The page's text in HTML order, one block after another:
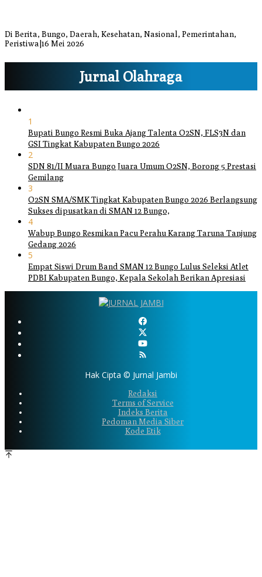
Di Berita, Bungo, Daerah, Kesehatan, Nasional, Pemerintahan,
Peristiwa 16 Mei 2026
Jurnal Olahraga
1
Bupati Bungo Resmi Buka Ajang Talenta O2SN, FLS3N dan
GSI Tingkat Kabupaten Bungo 2026
2
SDN 81/II Muara Bungo Juara Umum O2SN, Borong 5 Prestasi
Gemilang
3
O2SN SMA/SMK Tingkat Kabupaten Bungo 2026 Berlangsung
Sukses dipusatkan di SMAN 12 Bungo,
4
Wabup Bungo Resmikan Pacu Perahu Karang Taruna Tanjung
Gedang 2026
5
Empat Siswi Drum Band SMAN 12 Bungo Lulus Seleksi Atlet
PDBI Kabupaten Bungo, Kepala Sekolah Berikan Apresiasi
Hak Cipta © Jurnal Jambi
Redaksi
Terms of Service
Indeks Berita
Pedoman Media Siber
Kode Etik